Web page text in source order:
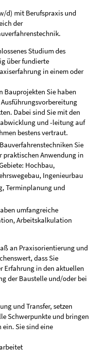
d) mit Berufspraxis und
der
Studium des
über fundierte
in einem oder
Bauprojekten Sie haben
Dabei sind Sie mit den
und -leitung auf
bestens vertraut.
Sie
praktischen Anwendung in
Hochbau,
Ingenieurbau
Terminplanung und
umfangreiche
Arbeitskalkulation
an Praxisorientierung und
dass Sie
Erfahrung in den aktuellen
der Baustelle und/oder bei
und Transfer, setzen
Schwerpunkte und bringen
Sie sind eine